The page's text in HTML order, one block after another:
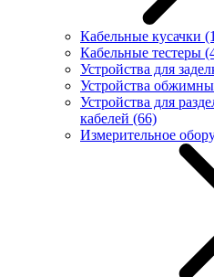
Кабельные кусачки
Кабельные тестеры
Устройства для
Устройства
Устройства для
кабелей (66)
Измерительное